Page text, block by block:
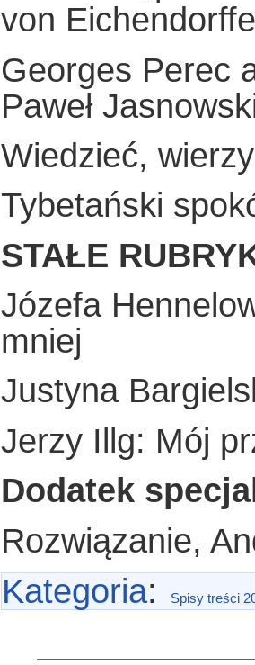
von
Georges Perec
Paweł
Wiedzieć,
Tybetański
STAŁE
Józefa
mniej
Justyna
Jerzy Illg: Mój
Dodatek
Rozwiązanie,
Kategoria: Spisy treści